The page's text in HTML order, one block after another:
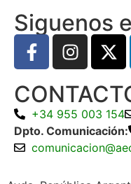
Siguenos
+34 955 003 154
Dpto. Comunicación: